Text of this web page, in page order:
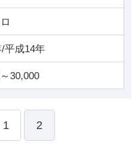
/平成14年
30,000
1 2